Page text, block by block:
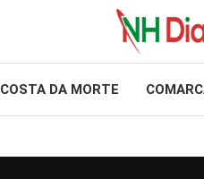
COSTA DA MORTE